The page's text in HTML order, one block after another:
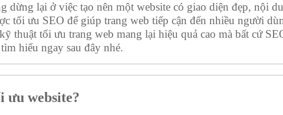
dừng lại ở việc tạo nên một website có giao diện đẹp, nội
tối ưu SEO để giúp trang web tiếp cận đến nhiều người
thuật tối ưu trang web mang lại hiệu quả cao mà bất cứ
hiểu ngay sau đây nhé.
ưu website?